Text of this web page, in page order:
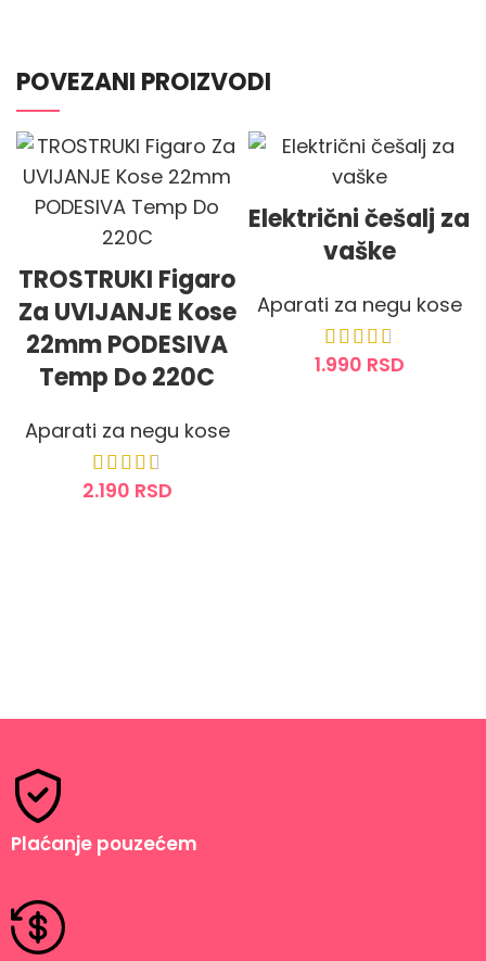
POVEZANI PROIZVODI
TROSTRUKI Figaro
Za UVIJANJE Kose
22mm PODESIVA
Temp Do 220C
Aparati za negu kose
2.190 RSD
Električni češalj za
vaške
Aparati za negu kose
1.990 RSD
Plaćanje pouzećem